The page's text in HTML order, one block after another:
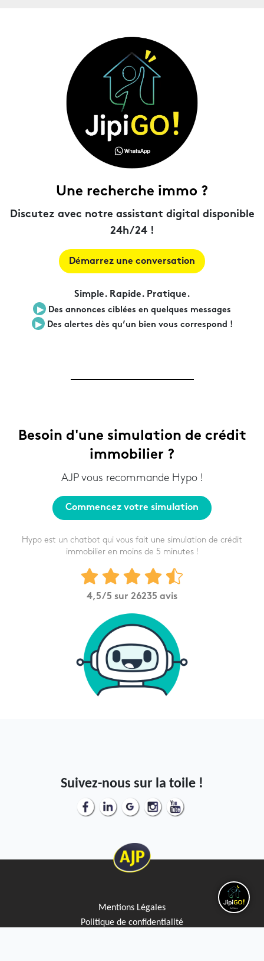
Une recherche immo ?
Discutez avec notre assistant digital disponible
24h/24 !
Démarrez une conversation
Simple. Rapide. Pratique.
▶︎
Des annonces ciblées en quelques messages
▶︎ Des alertes dès qu’un bien vous correspond !
Besoin d'une simulation de crédit
immobilier ?
AJP vous recommande Hypo !
Commencez votre simulation
Hypo est un chatbot qui vous fait une simulation de crédit
immobilier en moins de 5 minutes !
4,5/5 sur 26235 avis
Suivez-nous sur la toile !
Mentions Légales
Politique de confidentialité